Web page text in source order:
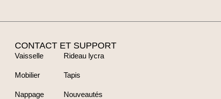
CONTACT ET SUPPORT
Vaisselle
Mobilier
Nappage
Rideau lycra
Tapis
Nouveautés